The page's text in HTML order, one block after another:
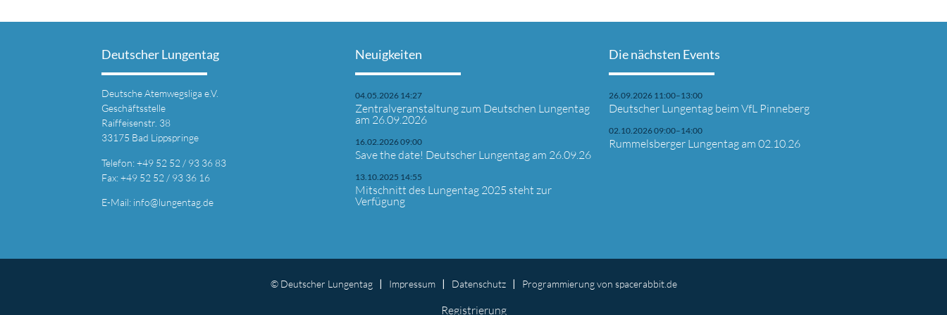
Deutscher Lungentag
Deutsche Atemwegsliga e.V.
Geschäftsstelle
Raiffeisenstr. 38
33175 Bad Lippspringe
Telefon: +49 52 52 / 93 36 83
Fax: +49 52 52 / 93 36 16
E-Mail: info@lungentag.de
Neuigkeiten
04.05.2026 14:27
Zentralveranstaltung zum Deutschen Lungentag
am 26.09.2026
16.02.2026 09:00
Save the date! Deutscher Lungentag am 26.09.26
13.10.2025 14:55
Mitschnitt des Lungentag 2025 steht zur
Verfügung
Die nächsten Events
26.09.2026 11:00–13:00
Deutscher Lungentag beim VfL Pinneberg
02.10.2026 09:00–14:00
Rummelsberger Lungentag am 02.10.26
© Deutscher Lungentag Impressum Datenschutz Programmierungvon spacerabbit.de
Navigation
Registrierung